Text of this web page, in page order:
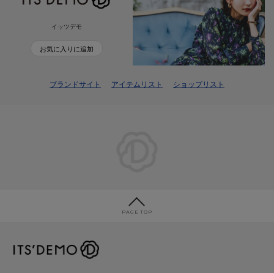
イッツデモ
お気に入りに追加
ブランドサイト アイテムリスト ショップリスト
PAGE TOP